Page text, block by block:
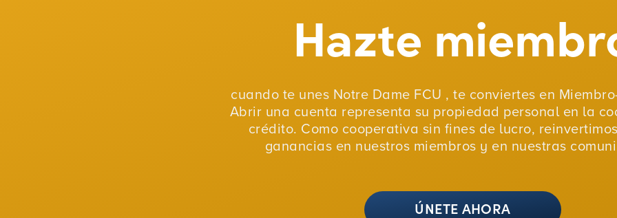
Hazte
cuando te unes Notre Dame FCU , te conviertes en
Abrir una cuenta representa su propiedad personal en la
crédito. Como cooperativa sin fines de lucro,
ganancias en nuestros miembros y en nuestras
ÚNETE AHORA